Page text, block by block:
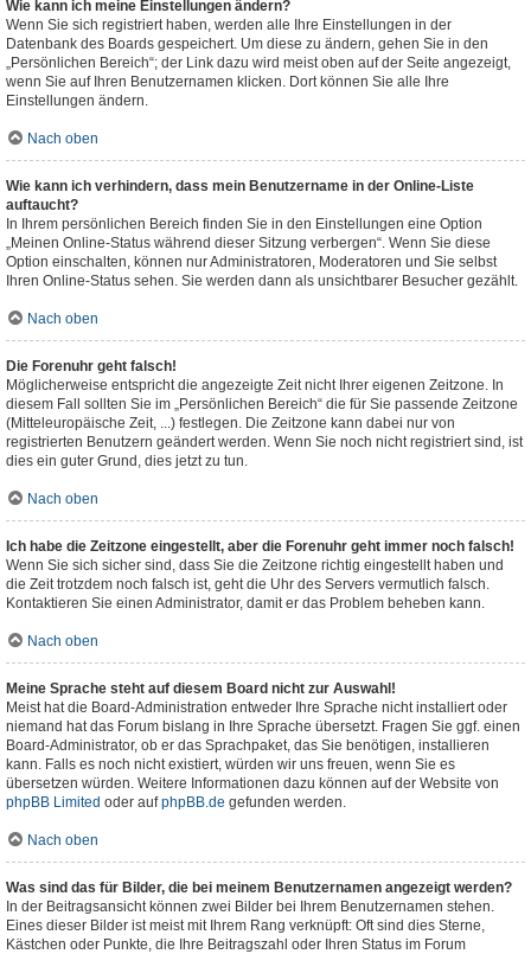
Wie kann ich meine Einstellungen ändern?
Wenn Sie sich registriert haben, werden alle Ihre Einstellungen in der
Datenbank des Boards gespeichert. Um diese zu ändern, gehen Sie in den
„Persönlichen Bereich“; der Link dazu wird meist oben auf der Seite angezeigt,
wenn Sie auf Ihren Benutzernamen klicken. Dort können Sie alle Ihre
Einstellungen ändern.
Nach oben
Wie kann ich verhindern, dass mein Benutzername in der Online-Liste
auftaucht?
In Ihrem persönlichen Bereich finden Sie in den Einstellungen eine Option
„Meinen Online-Status während dieser Sitzung verbergen“. Wenn Sie diese
Option einschalten, können nur Administratoren, Moderatoren und Sie selbst
Ihren Online-Status sehen. Sie werden dann als unsichtbarer Besucher gezählt.
Nach oben
Die Forenuhr geht falsch!
Möglicherweise entspricht die angezeigte Zeit nicht Ihrer eigenen Zeitzone. In
diesem Fall sollten Sie im „Persönlichen Bereich“ die für Sie passende Zeitzone
(Mitteleuropäische Zeit, ...) festlegen. Die Zeitzone kann dabei nur von
registrierten Benutzern geändert werden. Wenn Sie noch nicht registriert sind, ist
dies ein guter Grund, dies jetzt zu tun.
Nach oben
Ich habe die Zeitzone eingestellt, aber die Forenuhr geht immer noch falsch!
Wenn Sie sich sicher sind, dass Sie die Zeitzone richtig eingestellt haben und
die Zeit trotzdem noch falsch ist, geht die Uhr des Servers vermutlich falsch.
Kontaktieren Sie einen Administrator, damit er das Problem beheben kann.
Nach oben
Meine Sprache steht auf diesem Board nicht zur Auswahl!
Meist hat die Board-Administration entweder Ihre Sprache nicht installiert oder
niemand hat das Forum bislang in Ihre Sprache übersetzt. Fragen Sie ggf. einen
Board-Administrator, ob er das Sprachpaket, das Sie benötigen, installieren
kann. Falls es noch nicht existiert, würden wir uns freuen, wenn Sie es
übersetzen würden. Weitere Informationen dazu können auf der Website von
phpBB Limited oder aufphpBB.de gefunden werden.
Nach oben
Was sind das für Bilder, die bei meinem Benutzernamen angezeigt werden?
In der Beitragsansicht können zwei Bilder bei Ihrem Benutzernamen stehen.
Eines dieser Bilder ist meist mit Ihrem Rang verknüpft: Oft sind dies Sterne,
Kästchen oder Punkte, die Ihre Beitragszahl oder Ihren Status im Forum